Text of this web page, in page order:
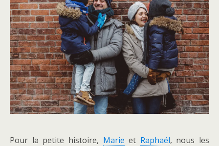
Pour la petite histoire, Marie et Raphaël, nous les